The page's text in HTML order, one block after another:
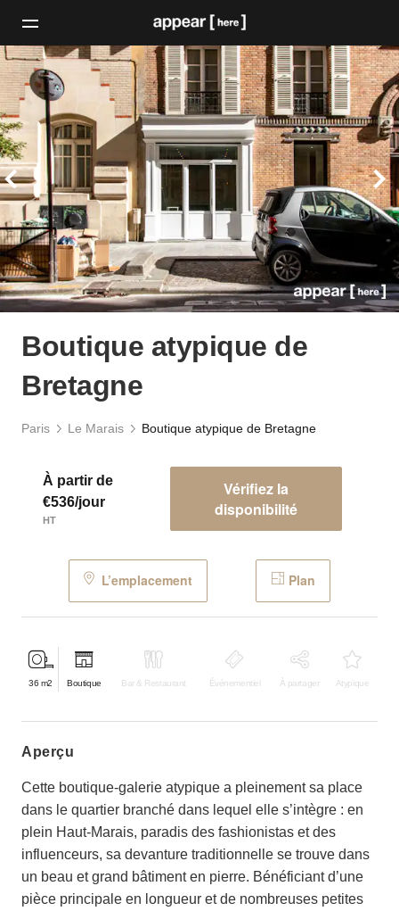
Boutique atypique de
Bretagne
Paris Le Marais Boutique atypique de Bretagne
À partir de
€536/jour
HT
Vérifiez la
disponibilité
L’emplacement Plan
36 m2 Boutique Bar & Restaurant Événementiel À partager Atypique
aperçu
Cette boutique-galerie atypique a pleinement sa place
dans le quartier branché dans lequel elle s’intègre : en
plein Haut-Marais, paradis des fashionistas et des
influenceurs, sa devanture traditionnelle se trouve dans
un beau et grand bâtiment en pierre. Bénéficiant d’une
pièce principale en longueur et de nombreuses petites